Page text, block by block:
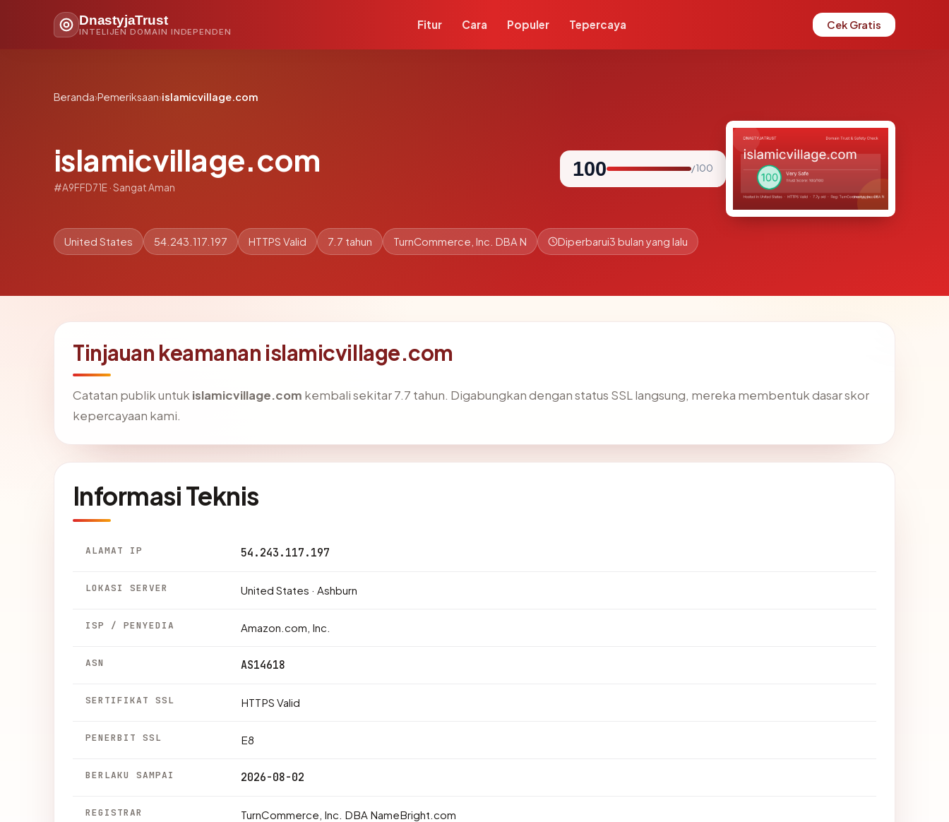
DnastyjaTrust
INTELIJEN DOMAIN INDEPENDEN
Fitur Cara Populer Tepercaya Cek Gratis
Beranda›Pemeriksaan›islamicvillage.com
islamicvillage.com
#A9FFD71E · Sangat Aman
100 / 100
United States 54.243.117.197 HTTPS Valid 7.7 tahun TurnCommerce, Inc. DBA N Diperbarui3 bulan yang lalu
Tinjauan keamanan islamicvillage.com
Catatan publik untuk islamicvillage.com kembali sekitar 7.7 tahun. Digabungkan dengan status SSL langsung, mereka membentuk dasar skor
kepercayaan kami.
Informasi Teknis
ALAMAT IP 54.243.117.197
LOKASI SERVER United States · Ashburn
ISP / PENYEDIA Amazon.com, Inc.
ASN AS14618
SERTIFIKAT SSL HTTPS Valid
PENERBIT SSL E8
BERLAKU SAMPAI 2026-08-02
REGISTRAR TurnCommerce, Inc. DBA NameBright.com